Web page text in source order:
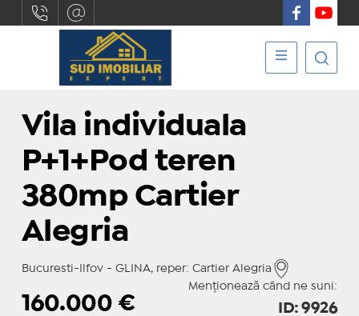
Vila individuala
P+1+Pod teren
380mp Cartier
Alegria
Bucuresti-Ilfov - GLINA, reper: Cartier Alegria
Menționează când ne suni:
160.000 € ID: 9926